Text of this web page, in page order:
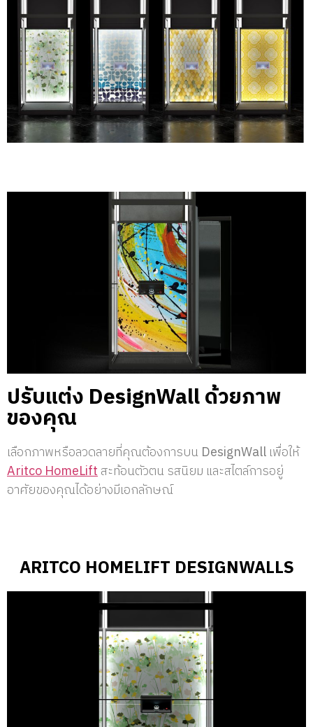
ปรับแต่ง DesignWall ด้วยภาพ
ของคุณ
เลือกภาพหรือลวดลายที่คุณต้องการบน DesignWall เพื่อให้
Aritco HomeLiftสะท้อนตัวตน รสนิยม และสไตล์การอยู่
อาศัยของคุณได้อย่างมีเอกลักษณ์
ARITCO HOMELIFT DESIGNWALLS